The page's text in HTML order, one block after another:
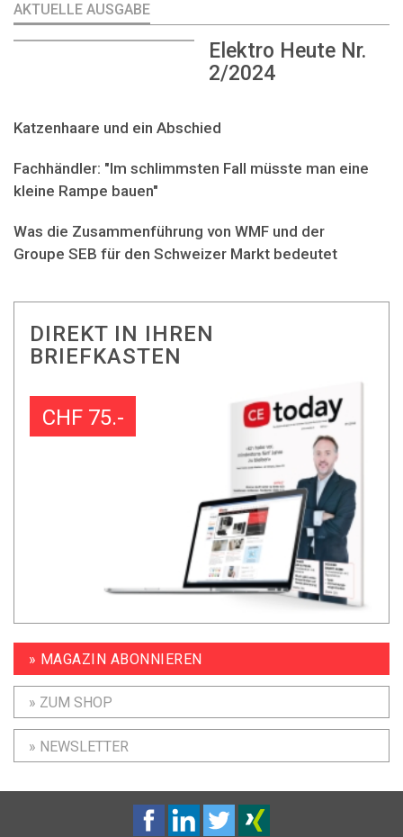
AKTUELLE AUSGABE
Elektro Heute Nr.
2/2024
Katzenhaare und ein Abschied
Fachhändler: "Im schlimmsten Fall müsste man eine
kleine Rampe bauen"
Was die Zusammenführung von WMF und der
Groupe SEB für den Schweizer Markt bedeutet
DIREKT IN IHREN
BRIEFKASTEN
CHF 75.-
» MAGAZIN ABONNIEREN
» ZUM SHOP
» NEWSLETTER